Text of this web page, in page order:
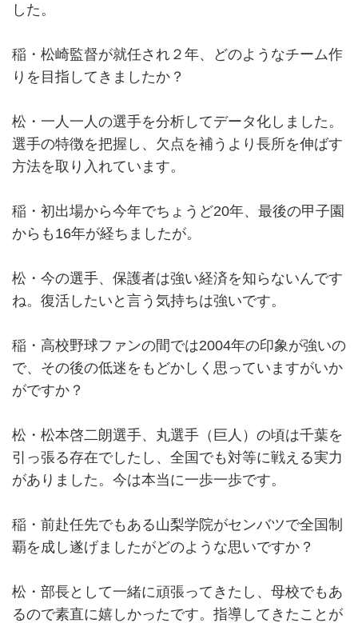
した。
稲・松崎監督が就任され２年、どのようなチーム作
りを目指してきましたか？
松・一人一人の選手を分析してデータ化しました。
選手の特徴を把握し、欠点を補うより長所を伸ばす
方法を取り入れています。
稲・初出場から今年でちょうど20年、最後の甲子園
からも16年が経ちましたが。
松・今の選手、保護者は強い経済を知らないんです
ね。復活したいと言う気持ちは強いです。
稲・高校野球ファンの間では2004年の印象が強いの
で、その後の低迷をもどかしく思っていますがいか
がですか？
松・松本啓二朗選手、丸選手（巨人）の頃は千葉を
引っ張る存在でしたし、全国でも対等に戦える実力
がありました。今は本当に一歩一歩です。
稲・前赴任先でもある山梨学院がセンバツで全国制
覇を成し遂げましたがどのような思いですか？
松・部長として一緒に頑張ってきたし、母校でもあ
るので素直に嬉しかったです。指導してきたことが